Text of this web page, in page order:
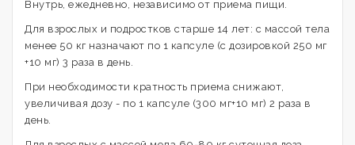
Внутрь, ежедневно, независимо от приема пищи.
Для взрослых и подростков старше 14 лет: с массой тела
менее 50 кг назначают пo 1 капсуле (с дозировкой 250 мг
+10 мг) 3 раза в день.
При необходимости кратность приема снижают,
увеличивая дозу - по 1 капсуле (300 мг+10 мг) 2 раза в
день.